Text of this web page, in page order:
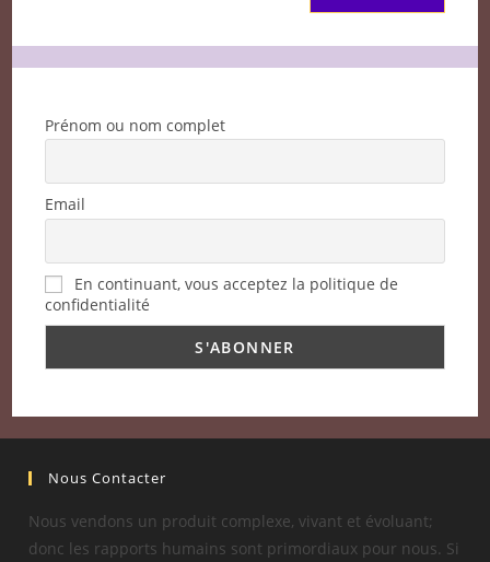
Prénom ou nom complet
Email
En continuant, vous acceptez la politique de
confidentialité
Nous Contacter
Nous vendons un produit complexe, vivant et évoluant;
donc les rapports humains sont primordiaux pour nous. Si